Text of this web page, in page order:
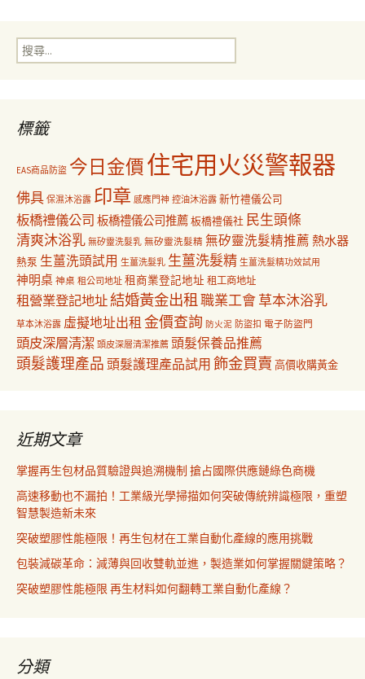
覽
搜
尋
標籤
EAS商品防盜 今日金價住宅用火災警報器
佛具 保濕沐浴露 印章 感應門神 控油沐浴露 新竹禮儀公司
板橋禮儀公司 板橋禮儀公司推薦板橋禮儀社 民生頭條
清爽沐浴乳 無矽靈洗髮乳 無矽靈洗髮精 無矽靈洗髮精推薦 熱水器
熱泵 生薑洗頭試用 生薑洗髮乳 生薑洗髮精 生薑洗髮精功效試用
神明桌 神桌 租公司地址 租商業登記地址 租工商地址
租營業登記地址結婚黃金出租職業工會草本沐浴乳
草本沐浴露 虛擬地址出租 金價查詢 防火泥 防盜扣 電子防盜門
頭皮深層清潔 頭皮深層清潔推薦 頭髮保養品推薦
頭髮護理產品 頭髮護理產品試用 飾金買賣 高價收購黃金
近期文章
掌握再生包材品質驗證與追溯機制 搶占國際供應鏈綠色商機
高速移動也不漏拍！工業級光學掃描如何突破傳統辨識極限，重塑
智慧製造新未來
突破塑膠性能極限！再生包材在工業自動化產線的應用挑戰
包裝減碳革命：減薄與回收雙軌並進，製造業如何掌握關鍵策略？
突破塑膠性能極限 再生材料如何翻轉工業自動化產線？
分類